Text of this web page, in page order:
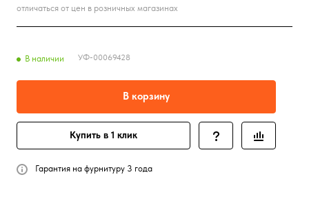
отличаться от цен в розничных магазинах
В наличии УФ-00069428
В корзину
Купить в 1 клик
Гарантия на фурнитуру 3 года